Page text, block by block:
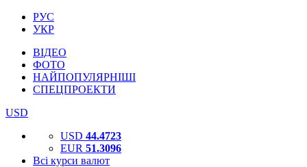
РУС
УКР
ВІДЕО
ФОТО
НАЙПОПУЛЯРНІШІ
СПЕЦПРОЕКТИ
USD
USD 44.4723
EUR 51.3096
Всі курси валют